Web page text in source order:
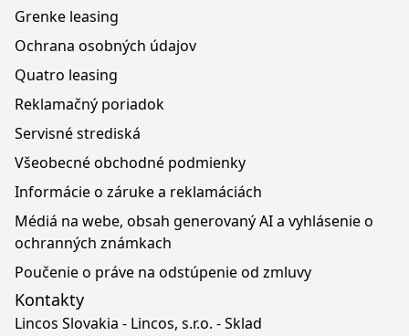
Grenke leasing
Ochrana osobných údajov
Quatro leasing
Reklamačný poriadok
Servisné strediská
Všeobecné obchodné podmienky
Informácie o záruke a reklamáciách
Médiá na webe, obsah generovaný AI a vyhlásenie o
ochranných známkach
Poučenie o práve na odstúpenie od zmluvy
Kontakty
Lincos Slovakia - Lincos, s.r.o. - Sklad